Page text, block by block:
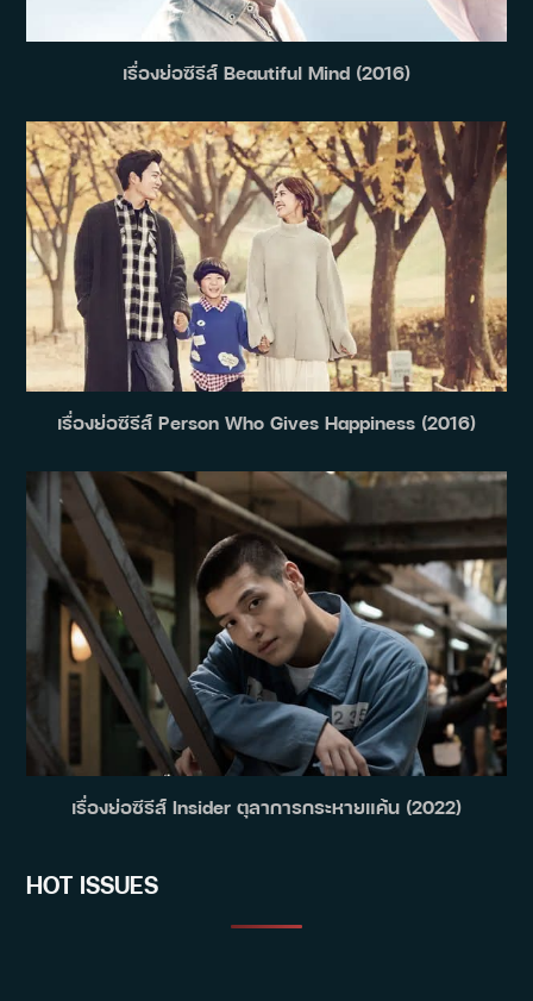
เรื่องย่อซีรีส์ Beautiful Mind (2016)
เรื่องย่อซีรีส์ Person Who Gives Happiness (2016)
เรื่องย่อซีรีส์ Insider ตุลาการกระหายแค้น (2022)
HOT ISSUES